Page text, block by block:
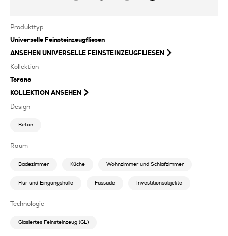
Produkttyp
Universelle Feinsteinzeugfliesen
ANSEHEN UNIVERSELLE FEINSTEINZEUGFLIESEN
Kollektion
Torano
KOLLEKTION ANSEHEN
Design
Beton
Raum
Badezimmer Küche Wohnzimmer und Schlafzimmer
Flur und Eingangshalle Fassade Investitionsobjekte
Technologie
Glasiertes Feinsteinzeug (GL)